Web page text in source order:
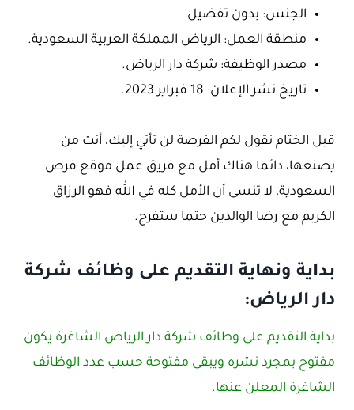
الجنس: بدون تفضيل
منطقة العمل: الرياض المملكة العربية السعودية.
مصدر الوظيفة: شركة دار الرياض.
تاريخ نشر الإعلان: 18 فبراير 2023.
قبل الختام نقول لكم الفرصة لن تأتي إليك، أنت من
يصنعها، دائما هناك أمل مع فريق عمل موقع فرص
السعودية، لا تنسى أن الأمل كله في الله فهو الرزاق
الكريم مع رضا الوالدين حتما ستفرج.
بداية ونهاية التقديم على وظائف شركة
دار الرياض:
بداية التقديم على وظائف شركة دار الرياض الشاغرة يكون
مفتوح بمجرد نشره ويبقى مفتوحة حسب عدد الوظائف
الشاغرة المعلن عنها.